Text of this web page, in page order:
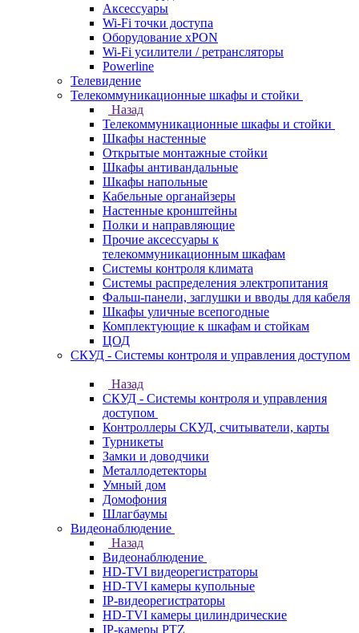
Аксессуары
Wi-Fi точки доступа
Оборудование хPON
Wi-Fi усилители / ретрансляторы
Powerline
Телевидение
Телекоммуникационные шкафы и стойки
Назад
Телекоммуникационные шкафы и стойки
Шкафы настенные
Открытые монтажные стойки
Шкафы антивандальные
Шкафы напольные
Кабельные органайзеры
Настенные кронштейны
Полки и направляющие
Прочие аксессуары к
телекоммуникационным шкафам
Системы контроля климата
Системы распределения электропитания
Фальш-панели, заглушки и вводы для кабеля
Шкафы уличные всепогодные
Комплектующие к шкафам и стойкам
ЦОД
СКУД - Системы контроля и управления доступом
Назад
СКУД - Системы контроля и управления
доступом
Контроллеры СКУД, считыватели, карты
Турникеты
Замки и доводчики
Металлодетекторы
Умный дом
Домофония
Шлагбаумы
Видеонаблюдение
Назад
Видеонаблюдение
HD-TVI видеорегистраторы
HD-TVI камеры купольные
IP-видеорегистраторы
HD-TVI камеры цилиндрические
IP-камеры PTZ